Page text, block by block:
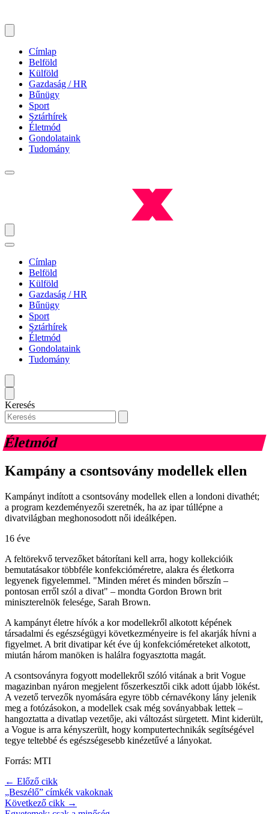
Címlap
Belföld
Külföld
Gazdaság / HR
Bűnügy
Sport
Sztárhírek
Életmód
Gondolataink
Tudomány
Címlap
Belföld
Külföld
Gazdaság / HR
Bűnügy
Sport
Sztárhírek
Életmód
Gondolataink
Tudomány
Keresés
Életmód
Kampány a csontsovány modellek ellen
Kampányt indított a csontsovány modellek ellen a londoni divathét;
a program kezdeményezői szeretnék, ha az ipar túllépne a
divatvilágban meghonosodott női ideálképen.
16 éve
A feltörekvő tervezőket bátorítani kell arra, hogy kollekcióik
bemutatásakor többféle konfekcióméretre, alakra és életkorra
legyenek figyelemmel. "Minden méret és minden bőrszín –
pontosan erről szól a divat" – mondta Gordon Brown brit
miniszterelnök felesége, Sarah Brown.
A kampányt életre hívók a kor modellekről alkotott képének
társadalmi és egészségügyi következményeire is fel akarják hívni a
figyelmet. A brit divatipar két éve új konfekcióméreteket alkotott,
miután három manöken is halálra fogyasztotta magát.
A csontsoványra fogyott modellekről szóló vitának a brit Vogue
magazinban nyáron megjelent főszerkesztői cikk adott újabb lökést.
A vezető tervezők nyomására egyre több cérnavékony lány jelenik
meg a fotózásokon, a modellek csak még soványabbak lettek –
hangoztatta a divatlap vezetője, aki változást sürgetett. Mint kiderült,
a Vogue is arra kényszerült, hogy komputertechnikák segítségével
tegye teltebbé és egészségesebb kinézetűvé a lányokat.
Forrás: MTI
← Előző cikk
„Beszélő” címkék vakoknak
Következő cikk →